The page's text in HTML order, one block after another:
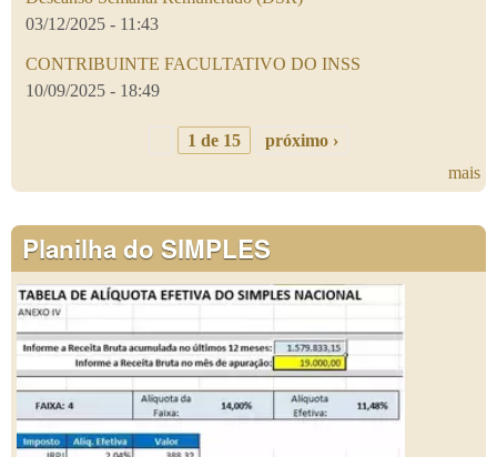
03/12/2025 - 11:43
CONTRIBUINTE FACULTATIVO DO INSS
10/09/2025 - 18:49
1 de 15
próximo ›
mais
Planilha do SIMPLES